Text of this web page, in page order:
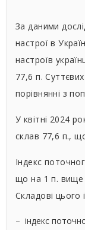
За даними
настрої в
настроїв
77,6 п.
порівнянні з
У квітні 2024
склав 77,6 п.,
Індекс
що на 1 п. вище
Складові цього
– індекс